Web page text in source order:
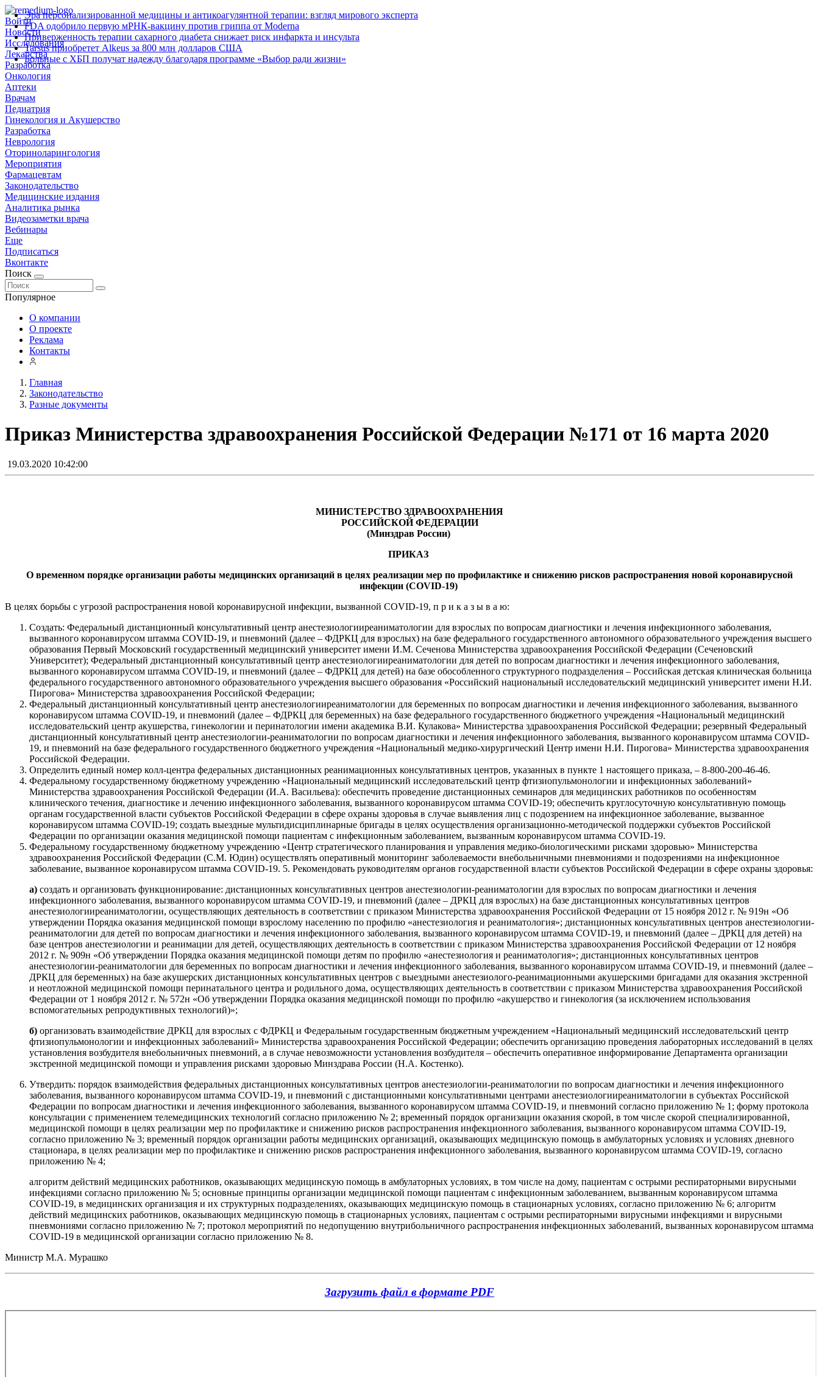
Войти
Новости
Исследования
Лекарства
Разработка
Онкология
Аптеки
Врачам
Педиатрия
Гинекология и Акушерство
Разработка
Неврология
Оториноларингология
Мероприятия
Фармацевтам
Законодательство
Медицинские издания
Аналитика рынка
Видеозаметки врача
Вебинары
Еще
Подписаться
Вконтакте
Поиск
Популярное
Эра персонализированной медицины и антикоагулянтной терапии: взгляд мирового эксперта
FDA одобрило первую мРНК‑вакцину против гриппа от Moderna
Приверженность терапии сахарного диабета снижает риск инфаркта и инсульта
Tarsus приобретет Alkeus за 800 млн долларов США
Больные с ХБП получат надежду благодаря программе «Выбор ради жизни»
О компании
О проекте
Реклама
Контакты
Главная
Законодательство
Разные документы
Приказ Министерства здравоохранения Российской Федерации №171 от 16 марта 2020
19.03.2020 10:42:00
МИНИСТЕРСТВО ЗДРАВООХРАНЕНИЯ
РОССИЙСКОЙ ФЕДЕРАЦИИ
(Минздрав России)
ПРИКАЗ
О временном порядке организации работы медицинских организаций в целях реализации мер по профилактике и снижению рисков распространения новой коронавирусной
инфекции (COVID-19)
В целях борьбы с угрозой распространения новой коронавирусной инфекции, вызванной COVID-19, п р и к а з ы в а ю:
Создать: Федеральный дистанционный консультативный центр анестезиологииреаниматологии для взрослых по вопросам диагностики и лечения инфекционного заболевания,
вызванного коронавирусом штамма COVID-19, и пневмоний (далее – ФДРКЦ для взрослых) на базе федерального государственного автономного образовательного учреждения высшего
образования Первый Московский государственный медицинский университет имени И.М. Сеченова Министерства здравоохранения Российской Федерации (Сеченовский
Университет); Федеральный дистанционный консультативный центр анестезиологииреаниматологии для детей по вопросам диагностики и лечения инфекционного заболевания,
вызванного коронавирусом штамма COVID-19, и пневмоний (далее – ФДРКЦ для детей) на базе обособленного структурного подразделения – Российская детская клиническая больница
федерального государственного автономного образовательного учреждения высшего образования «Российский национальный исследовательский медицинский университет имени Н.И.
Пирогова» Министерства здравоохранения Российской Федерации;
Федеральный дистанционный консультативный центр анестезиологииреаниматологии для беременных по вопросам диагностики и лечения инфекционного заболевания, вызванного
коронавирусом штамма COVID-19, и пневмоний (далее – ФДРКЦ для беременных) на базе федерального государственного бюджетного учреждения «Национальный медицинский
исследовательский центр акушерства, гинекологии и перинатологии имени академика В.И. Кулакова» Министерства здравоохранения Российской Федерации; резервный Федеральный
дистанционный консультативный центр анестезиологии-реаниматологии по вопросам диагностики и лечения инфекционного заболевания, вызванного коронавирусом штамма COVID-
19, и пневмоний на базе федерального государственного бюджетного учреждения «Национальный медико-хирургический Центр имени Н.И. Пирогова» Министерства здравоохранения
Российской Федерации.
Определить единый номер колл-центра федеральных дистанционных реанимационных консультативных центров, указанных в пункте 1 настоящего приказа, – 8-800-200-46-46.
Федеральному государственному бюджетному учреждению «Национальный медицинский исследовательский центр фтизиопульмонологии и инфекционных заболеваний»
Министерства здравоохранения Российской Федерации (И.А. Васильева): обеспечить проведение дистанционных семинаров для медицинских работников по особенностям
клинического течения, диагностике и лечению инфекционного заболевания, вызванного коронавирусом штамма COVID-19; обеспечить круглосуточную консультативную помощь
органам государственной власти субъектов Российской Федерации в сфере охраны здоровья в случае выявления лиц с подозрением на инфекционное заболевание, вызванное
коронавирусом штамма COVID-19; создать выездные мультидисциплинарные бригады в целях осуществления организационно-методической поддержки субъектов Российской
Федерации по организации оказания медицинской помощи пациентам с инфекционным заболеванием, вызванным коронавирусом штамма COVID-19.
Федеральному государственному бюджетному учреждению «Центр стратегического планирования и управления медико-биологическими рисками здоровью» Министерства
здравоохранения Российской Федерации (С.М. Юдин) осуществлять оперативный мониторинг заболеваемости внебольничными пневмониями и подозрениями на инфекционное
заболевание, вызванное коронавирусом штамма COVID-19. 5. Рекомендовать руководителям органов государственной власти субъектов Российской Федерации в сфере охраны здоровья:
а) создать и организовать функционирование: дистанционных консультативных центров анестезиологии-реаниматологии для взрослых по вопросам диагностики и лечения
инфекционного заболевания, вызванного коронавирусом штамма COVID-19, и пневмоний (далее – ДРКЦ для взрослых) на базе дистанционных консультативных центров
анестезиологииреаниматологии, осуществляющих деятельность в соответствии с приказом Министерства здравоохранения Российской Федерации от 15 ноября 2012 г. № 919н «Об
утверждении Порядка оказания медицинской помощи взрослому населению по профилю «анестезиология и реаниматология»; дистанционных консультативных центров анестезиологии-
реаниматологии для детей по вопросам диагностики и лечения инфекционного заболевания, вызванного коронавирусом штамма COVID-19, и пневмоний (далее – ДРКЦ для детей) на
базе центров анестезиологии и реанимации для детей, осуществляющих деятельность в соответствии с приказом Министерства здравоохранения Российской Федерации от 12 ноября
2012 г. № 909н «Об утверждении Порядка оказания медицинской помощи детям по профилю «анестезиология и реаниматология»; дистанционных консультативных центров
анестезиологии-реаниматологии для беременных по вопросам диагностики и лечения инфекционного заболевания, вызванного коронавирусом штамма COVID-19, и пневмоний (далее –
ДРКЦ для беременных) на базе акушерских дистанционных консультативных центров с выездными анестезиолого-реанимационными акушерскими бригадами для оказания экстренной
и неотложной медицинской помощи перинатального центра и родильного дома, осуществляющих деятельность в соответствии с приказом Министерства здравоохранения Российской
Федерации от 1 ноября 2012 г. № 572н «Об утверждении Порядка оказания медицинской помощи по профилю «акушерство и гинекология (за исключением использования
вспомогательных репродуктивных технологий)»;
б) организовать взаимодействие ДРКЦ для взрослых с ФДРКЦ и Федеральным государственным бюджетным учреждением «Национальный медицинский исследовательский центр
фтизиопульмонологии и инфекционных заболеваний» Министерства здравоохранения Российской Федерации; обеспечить организацию проведения лабораторных исследований в целях
установления возбудителя внебольничных пневмоний, а в случае невозможности установления возбудителя – обеспечить оперативное информирование Департамента организации
экстренной медицинской помощи и управления рисками здоровью Минздрава России (Н.А. Костенко).
Утвердить: порядок взаимодействия федеральных дистанционных консультативных центров анестезиологии-реаниматологии по вопросам диагностики и лечения инфекционного
заболевания, вызванного коронавирусом штамма COVID-19, и пневмоний с дистанционными консультативными центрами анестезиологииреаниматологии в субъектах Российской
Федерации по вопросам диагностики и лечения инфекционного заболевания, вызванного коронавирусом штамма COVID-19, и пневмоний согласно приложению № 1; форму протокола
консультации с применением телемедицинских технологий согласно приложению № 2; временный порядок организации оказания скорой, в том числе скорой специализированной,
медицинской помощи в целях реализации мер по профилактике и снижению рисков распространения инфекционного заболевания, вызванного коронавирусом штамма COVID-19,
согласно приложению № 3; временный порядок организации работы медицинских организаций, оказывающих медицинскую помощь в амбулаторных условиях и условиях дневного
стационара, в целях реализации мер по профилактике и снижению рисков распространения инфекционного заболевания, вызванного коронавирусом штамма COVID-19, согласно
приложению № 4;
алгоритм действий медицинских работников, оказывающих медицинскую помощь в амбулаторных условиях, в том числе на дому, пациентам с острыми респираторными вирусными
инфекциями согласно приложению № 5; основные принципы организации медицинской помощи пациентам с инфекционным заболеванием, вызванным коронавирусом штамма
COVID-19, в медицинских организация и их структурных подразделениях, оказывающих медицинскую помощь в стационарных условиях, согласно приложению № 6; алгоритм
действий медицинских работников, оказывающих медицинскую помощь в стационарных условиях, пациентам с острыми респираторными вирусными инфекциями и вирусными
пневмониями согласно приложению № 7; протокол мероприятий по недопущению внутрибольничного распространения инфекционных заболеваний, вызванных коронавирусом штамма
COVID-19 в медицинской организации согласно приложению № 8.
Министр М.А. Мурашко
Загрузить файл в формате PDF